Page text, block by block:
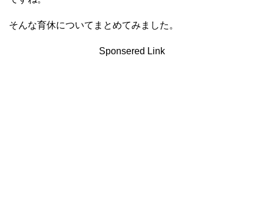
そんな育休についてまとめてみました。
Sponsered Link